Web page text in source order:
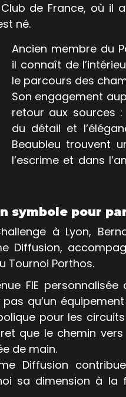
de France, où il a
né.
Ancien membre du
il connaît de
le parcours des
Son engagement
retour aux sources
du détail et
Beaubleu trouvent
l’escrime et dans
symbole pour
à Lyon,
Diffusion,
Tournoi Porthos.
FIE
pas qu’un
pour les
que le chemin
de main.
Diffusion
sa dimension à la